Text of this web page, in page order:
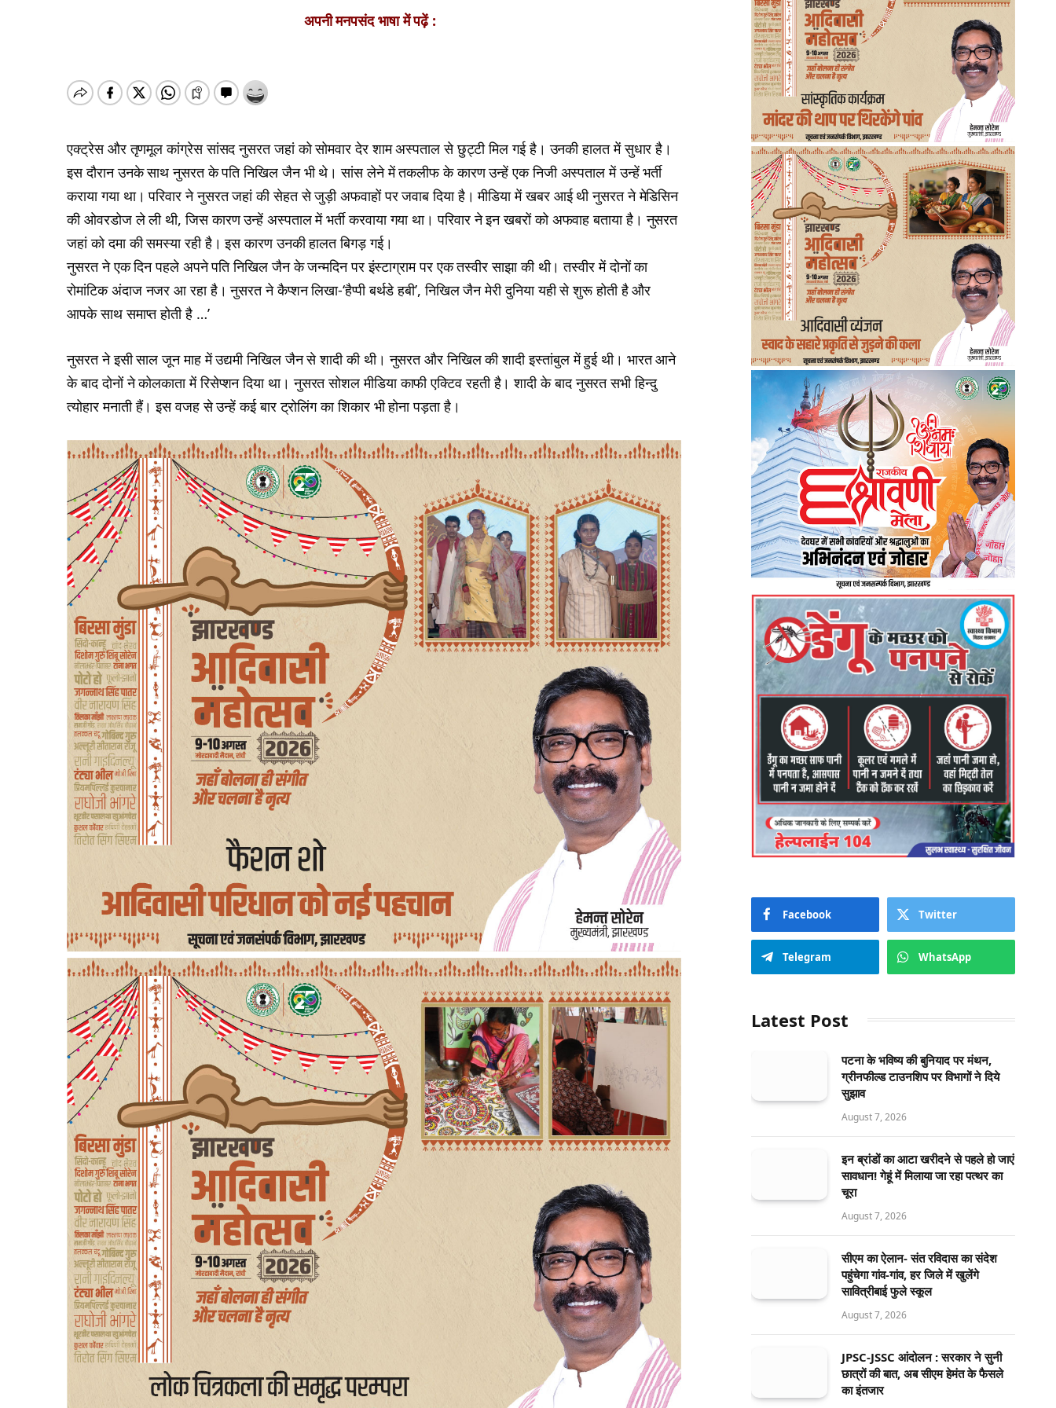
अपनी मनपसंद भाषा में पढ़ें :
एक्ट्रेस और तृणमूल कांग्रेस सांसद नुसरत जहां को सोमवार देर शाम अस्पताल से छुट्टी मिल गई है। उनकी हालत में सुधार है।
इस दौरान उनके साथ नुसरत के पति निखिल जैन भी थे। सांस लेने में तकलीफ के कारण उन्हें एक निजी अस्पताल में उन्हें भर्ती
कराया गया था। परिवार ने नुसरत जहां की सेहत से जुड़ी अफवाहों पर जवाब दिया है। मीडिया में खबर आई थी नुसरत ने मेडिसिन
की ओवरडोज ले ली थी, जिस कारण उन्हें अस्पताल में भर्ती करवाया गया था। परिवार ने इन खबरों को अफवाह बताया है। नुसरत
जहां को दमा की समस्या रही है। इस कारण उनकी हालत बिगड़ गई।
नुसरत ने एक दिन पहले अपने पति निखिल जैन के जन्मदिन पर इंस्टाग्राम पर एक तस्वीर साझा की थी। तस्वीर में दोनों का
रोमांटिक अंदाज नजर आ रहा है। नुसरत ने कैप्शन लिखा-‘हैप्पी बर्थडे हबी’, निखिल जैन मेरी दुनिया यही से शुरू होती है और
आपके साथ समाप्त होती है …’
नुसरत ने इसी साल जून माह में उद्यमी निखिल जैन से शादी की थी। नुसरत और निखिल की शादी इस्तांबुल में हुई थी। भारत आने
के बाद दोनों ने कोलकाता में रिसेप्शन दिया था। नुसरत सोशल मीडिया काफी एक्टिव रहती है। शादी के बाद नुसरत सभी हिन्दु
त्योहार मनाती हैं। इस वजह से उन्हें कई बार ट्रोलिंग का शिकार भी होना पड़ता है।
Facebook Twitter
Telegram WhatsApp
Latest Post
पटना के भविष्य की बुनियाद पर मंथन,
ग्रीनफील्ड टाउनशिप पर विभागों ने दिये
सुझाव
August 7, 2026
इन ब्रांडों का आटा खरीदने से पहले हो जाएं
सावधान! गेहूं में मिलाया जा रहा पत्थर का
चूरा
August 7, 2026
सीएम का ऐलान- संत रविदास का संदेश
पहुंचेगा गांव-गांव, हर जिले में खुलेंगे
सावित्रीबाई फुले स्कूल
August 7, 2026
JPSC-JSSC आंदोलन : सरकार ने सुनी
छात्रों की बात, अब सीएम हेमंत के फैसले
का इंतजार